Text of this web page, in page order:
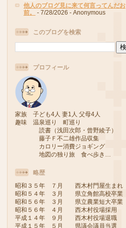
他人のブログ見に来て何言ってんだお
前。
- 7/28/2026 - Anonymous
このブログを検索
プロフィール
家族 子ども4人 妻1人 父母4人
趣味 温泉巡り 町巡り
読書（浅田次郎・曾野綾子）
藤子Ｆ不二雄作品収集
カロリー消費ジョギング
地図の独り旅 食べ歩き…
略歴
昭和３５年 ７月 西木村門屋生まれ
昭和５４年 ３月 県立角館高校卒業
昭和５６年 ３月 県立農業短大卒業
昭和５６年 ４月 西木村役場採用
平成１４年 ９月 西木村役場退職
平成１５年 ５月 県議会議員当選